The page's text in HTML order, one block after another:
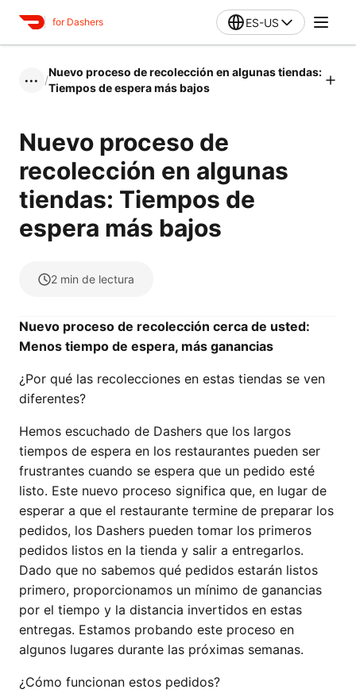
for Dashers ES-US
••• /
Nuevo proceso de recolección en algunas tiendas:
Tiempos de espera más bajos
Nuevo proceso de
recolección en algunas
tiendas: Tiempos de
espera más bajos
2 min de lectura
Nuevo proceso de recolección cerca de usted:
Menos tiempo de espera, más ganancias
¿Por qué las recolecciones en estas tiendas se ven
diferentes?
Hemos escuchado de Dashers que los largos
tiempos de espera en los restaurantes pueden ser
frustrantes cuando se espera que un pedido esté
listo. Este nuevo proceso significa que, en lugar de
esperar a que el restaurante termine de preparar los
pedidos, los Dashers pueden tomar los primeros
pedidos listos en la tienda y salir a entregarlos.
Dado que no sabemos qué pedidos estarán listos
primero, proporcionamos un mínimo de ganancias
por el tiempo y la distancia invertidos en estas
entregas. Estamos probando este proceso en
algunos lugares durante las próximas semanas.
¿Cómo funcionan estos pedidos?